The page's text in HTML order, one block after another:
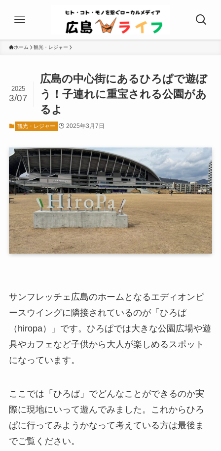
ホーム 観光・レジャー
広島の中心街にあるひろぱで遊ぼ
う！子連れに重宝される公園があ
るよ
2025
3/07
観光・レジャー 2025年3月7日
サンフレッチェ広島のホームとなるエディオンピ
ースウイングに隣接されているのが「ひろぱ
（hiropa）」です。ひろぱでは大きな公園広場や遊
具やカフェなど子供から大人が楽しめるスポット
になっています。
ここでは「ひろぱ」でどんなことができるのか実
際に現地にいって遊んでみました。これからひろ
ぱに行ってみようかなって考えている方は最後ま
でご覧ください。